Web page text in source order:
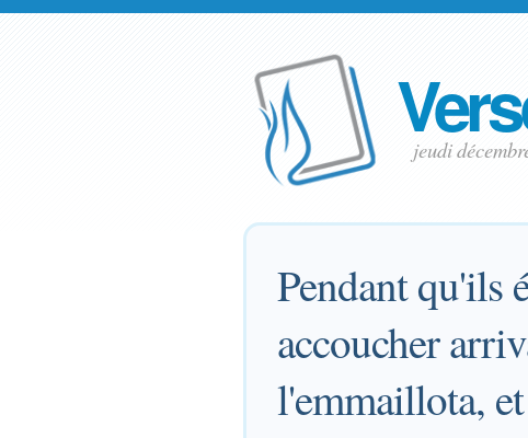
jeudi
Pendant qu'ils
accoucher
l'emmaillota,